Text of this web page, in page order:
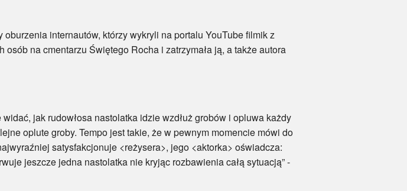
internautów, którzy wykryli na portalu YouTube filmik z
na cmentarzu Świętego Rocha i zatrzymała ją, a także autora
jak rudowłosa nastolatka idzie wzdłuż grobów i opluwa każdy
oplute groby. Tempo jest takie, że w pewnym momencie mówi do
satysfakcjonuje <reżysera>, jego <aktorka> oświadcza:
jeszcze jedna nastolatka nie kryjąc rozbawienia całą sytuacją” -